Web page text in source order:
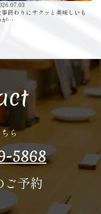
事終わりにサクッと美味しいも
が…
ら
5868
予約